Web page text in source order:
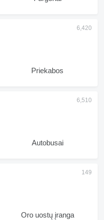
Priekabos
Autobusai
Oro uostų įranga